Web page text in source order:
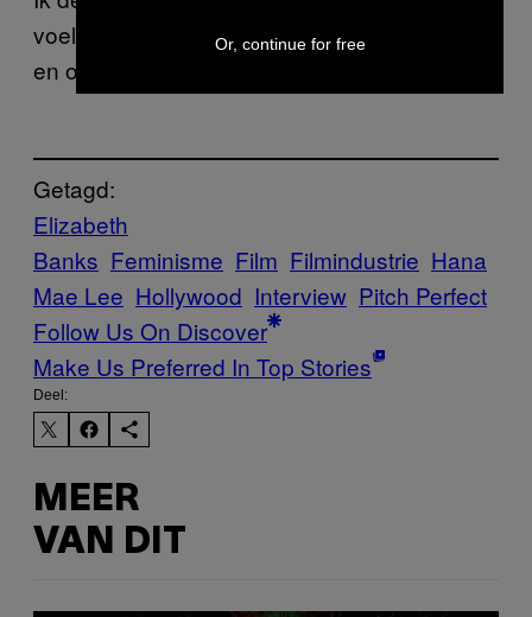
voelen tot de films omdat dit vrij zeldzaam is,
en ook nog eens heel leuk om naar te kijken.
Getagd:
Elizabeth
Banks Feminisme Film Filmindustrie Hana
Mae Lee Hollywood Interview Pitch Perfect
Follow Us On Discover
Make Us Preferred In Top Stories
Deel:
MEER
VAN DIT
Or, continue for free